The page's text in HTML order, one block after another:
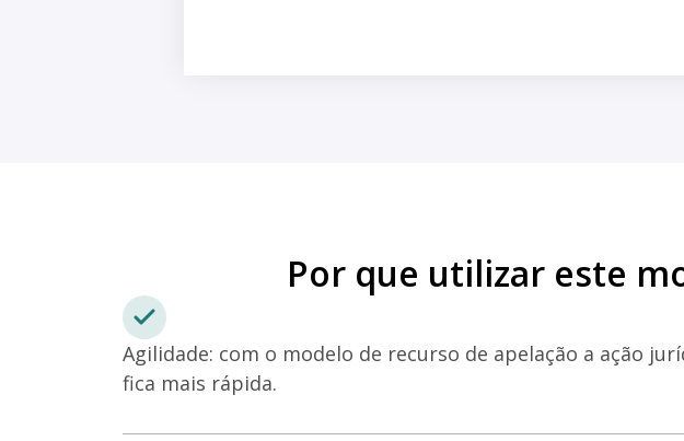
Por que utilizar este
Agilidade: com o modelo de recurso de apelação a ação
fica mais rápida.